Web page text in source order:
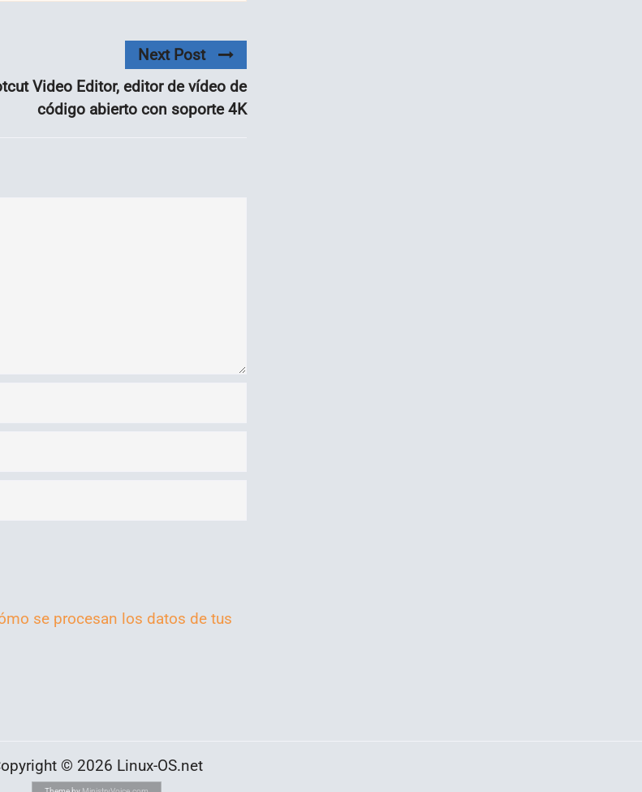
Next Post
Video Editor, editor de vídeo de
código abierto con soporte 4K
se procesan los datos de tus
© 2026 Linux-OS.net